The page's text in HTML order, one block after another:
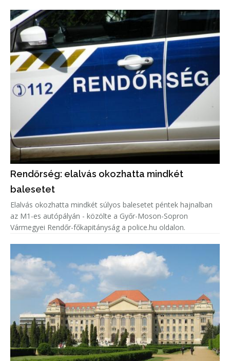
Rendőrség: elalvás okozhatta mindkét
balesetet
Elalvás okozhatta mindkét súlyos balesetet péntek hajnalban
az M1-es autópályán - közölte a Győr-Moson-Sopron
Vármegyei Rendőr-főkapitányság a police.hu oldalon.